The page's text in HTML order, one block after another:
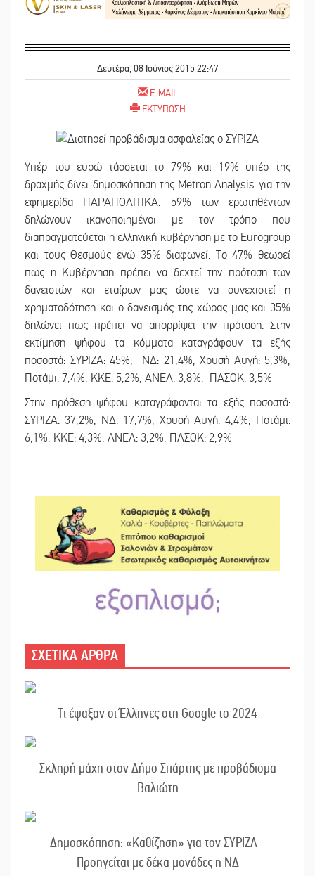
Δευτέρα, 08 Ιούνιος 2015 22:47
E-MAIL
ΕΚΤΥΠΩΣΗ
Υπέρ του ευρώ τάσσεται το 79% και 19% υπέρ της
δραχμής δίνει δημοσκόπηση της Metron Analysis για την
εφημερίδα ΠΑΡΑΠΟΛΙΤΙΚΑ. 59% των ερωτηθέντων
δηλώνουν ικανοποιημένοι με τον τρόπο που
διαπραγματεύεται η ελληνική κυβέρνηση με το Eurogroup
και τους Θεσμούς ενώ 35% διαφωνεί. Το 47% θεωρεί
πως η Κυβέρνηση πρέπει να δεχτεί την πρόταση των
δανειστών και εταίρων μας ώστε να συνεχιστεί η
χρηματοδότηση και ο δανεισμός της χώρας μας και 35%
δηλώνει πως πρέπει να απορρίψει την πρόταση. Στην
εκτίμηση ψήφου τα κόμματα καταγράφουν τα εξής
ποσοστά: ΣΥΡΙΖΑ: 45%, ΝΔ: 21,4%, Χρυσή Αυγή: 5,3%,
Ποτάμι: 7,4%, ΚΚΕ: 5,2%, ΑΝΕΛ: 3,8%, ΠΑΣΟΚ: 3,5%
Στην πρόθεση ψήφου καταγράφονται τα εξής ποσοστά:
ΣΥΡΙΖΑ: 37,2%, ΝΔ: 17,7%, Χρυσή Αυγή: 4,4%, Ποτάμι:
6,1%, ΚΚΕ: 4,3%, ΑΝΕΛ: 3,2%, ΠΑΣΟΚ: 2,9%
ΣΧΕΤΙΚΑ ΑΡΘΡΑ
Τι έψαξαν οι Έλληνες στη Google το 2024
Σκληρή μάχη στον Δήμο Σπάρτης με προβάδισμα
Βαλιώτη
Δημοσκόπηση: «Καθίζηση» για τον ΣΥΡΙΖΑ -
Προηγείται με δέκα μονάδες η ΝΔ